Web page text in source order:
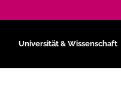
Universität & Wissenschaft